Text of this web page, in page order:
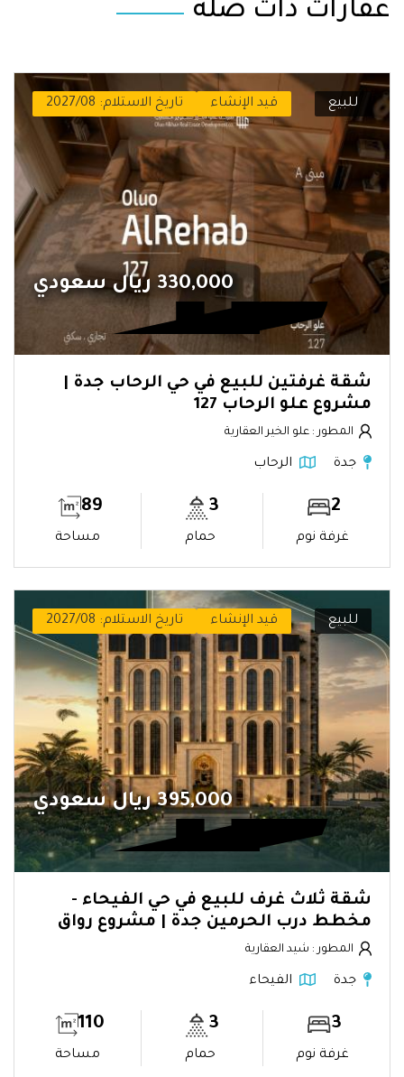
عقارات ذات صلة
للبيع قيد الإنشاء تاريخ الاستلام: 2027/08
330,000 ريال سعودي
شقة غرفتين للبيع في حي الرحاب جدة |
مشروع علو الرحاب 127
المطور : علو الخير العقارية
جدة الرحاب
2
غرفة نوم
3
حمام
89
مساحة
للبيع قيد الإنشاء تاريخ الاستلام: 2027/08
395,000 ريال سعودي
شقة ثلاث غرف للبيع في حي الفيحاء -
مخطط درب الحرمين جدة | مشروع رواق
المطور : شيد العقارية
جدة الفيحاء
3
غرفة نوم
3
حمام
110
مساحة